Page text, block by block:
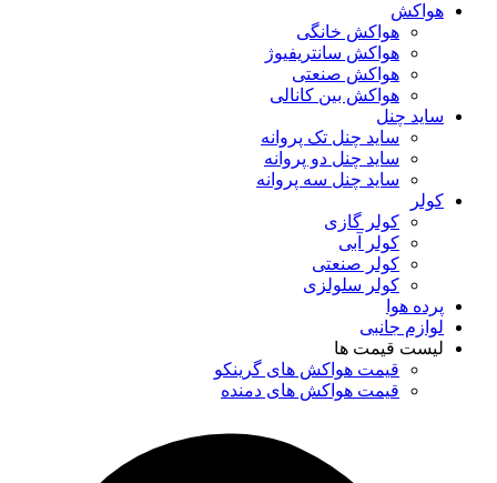
هواکش
هواکش خانگی
هواکش سانتریفیوژ
هواکش صنعتی
هواکش بین کانالی
ساید چنل
ساید چنل تک پروانه
ساید چنل دو پروانه
ساید چنل سه پروانه
کولر
کولر گازی
کولر آبی
کولر صنعتی
کولر سلولزی
پرده هوا
لوازم جانبی
لیست قیمت ها
قیمت هواکش های گرینکو
قیمت هواکش های دمنده